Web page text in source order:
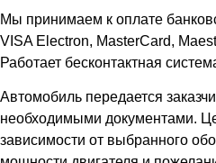
Мы принимаем к оплате
VISA Electron, MasterCard,
Работает бесконтактная
Автомобиль передается
необходимыми документами.
зависимости от выбранного